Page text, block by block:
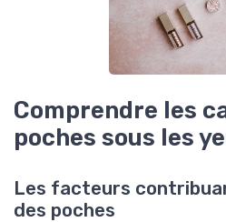
Comprendre les
poches sous les
Les facteurs
des poches